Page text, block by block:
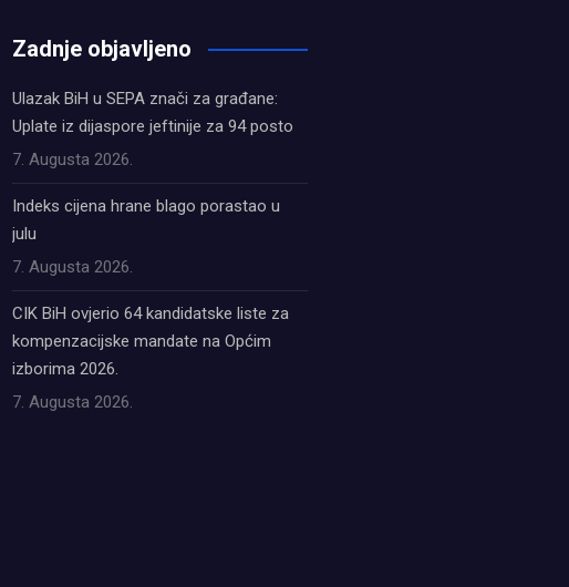
Zadnje objavljeno
Ulazak BiH u SEPA znači za građane:
Uplate iz dijaspore jeftinije za 94 posto
7. Augusta 2026.
Indeks cijena hrane blago porastao u
julu
7. Augusta 2026.
CIK BiH ovjerio 64 kandidatske liste za
kompenzacijske mandate na Općim
izborima 2026.
7. Augusta 2026.